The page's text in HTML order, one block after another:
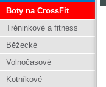
Boty na CrossFit
Tréninkové a fitness
Běžecké
Volnočasové
Kotníkové